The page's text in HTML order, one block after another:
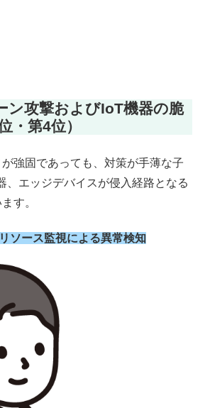
ン攻撃およびIoT機器の脆
・第4位）
強固であっても、対策が手薄な子
、エッジデバイスが侵入経路となる
す。
ソース監視による異常検知